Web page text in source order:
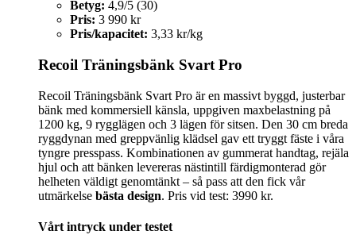
Betyg: 4,9/5 (30)
Pris: 3 990 kr
Pris/kapacitet: 3,33 kr/kg
Recoil Träningsbänk Svart Pro
Recoil Träningsbänk Svart Pro är en massivt byggd, justerbar
bänk med kommersiell känsla, uppgiven maxbelastning på
1200 kg, 9 rygglägen och 3 lägen för sitsen. Den 30 cm breda
ryggdynan med greppvänlig klädsel gav ett tryggt fäste i våra
tyngre presspass. Kombinationen av gummerat handtag, rejäla
hjul och att bänken levereras nästintill färdigmonterad gör
helheten väldigt genomtänkt – så pass att den fick vår
utmärkelse bästa design. Pris vid test: 3990 kr.
Vårt intryck under testet